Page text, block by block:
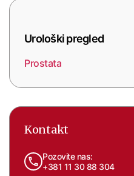
Urološki pregled
Prostata
Kontakt
Pozovite nas:
+381 11 30 88 304